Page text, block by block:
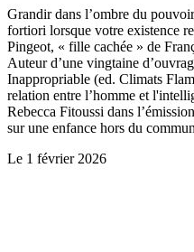
Grandir dans l’ombre du
fortiori lorsque votre existence
Pingeot, « fille cachée » de
Auteur d’une vingtaine
Inappropriable (ed. Climats
relation entre l’homme et
Rebecca Fitoussi dans
sur une enfance hors du
Le 1 février 2026